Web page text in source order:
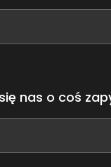
nas o coś